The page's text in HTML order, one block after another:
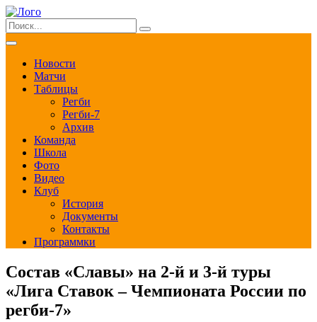
Новости
Матчи
Таблицы
Регби
Регби-7
Архив
Команда
Школа
Фото
Видео
Клуб
История
Документы
Контакты
Программки
Состав «Славы» на 2-й и 3-й туры
«Лига Ставок – Чемпионата России по
регби-7»